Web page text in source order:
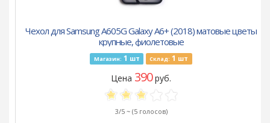
Чехол для Samsung A605G Galaxy A6+ (2018) матовые цветы
крупные, фиолетовые
Магазин: 1 шт Склад: 1 шт
Цена 390руб.
3/5 ~ (5 голосов)